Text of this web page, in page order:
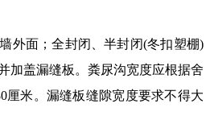
面；全封闭、半封闭(冬扣塑棚)
加盖漏缝板。粪尿沟宽度应根据舍
厘米。漏缝板缝隙宽度要求不得大